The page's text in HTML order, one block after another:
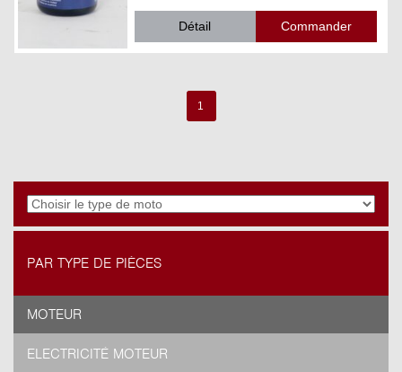
Détail
1
PAR TYPE DE PIÈCES
MOTEUR
ELECTRICITÉ MOTEUR